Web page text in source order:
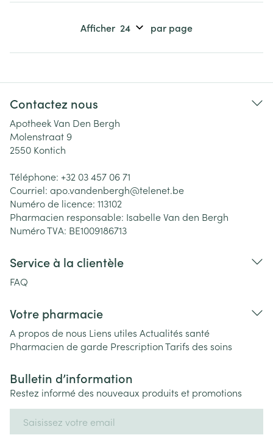
Afficher par page
Contactez nous
Apotheek Van Den Bergh
Molenstraat 9
2550 Kontich
Téléphone: +32 03 457 06 71
Courriel: apo.vandenbergh@telenet.be
Numéro de licence: 113102
Pharmacien responsable: Isabelle Van den Bergh
Numéro TVA: BE1009186713
Service à la clientèle
FAQ
Votre pharmacie
A propos de nous Liens utiles Actualités santé
Pharmacien de garde PrescriptionTarifs des soins
Bulletin d’information
Restez informé des nouveaux produits et promotions